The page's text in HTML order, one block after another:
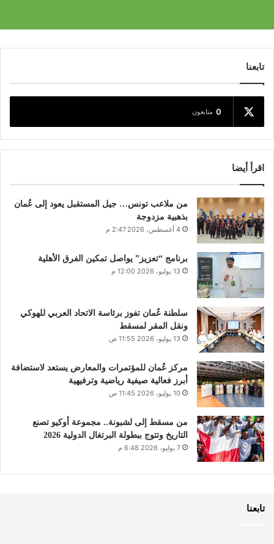
تابعنا
0 متابعون
اقرأ أيضا
من ملاعب تونس… جيل المستقبل يعود إلى عُمان
بذهبية مزدوجة
4 أغسطس، 2026 2:47 م
برنامج “تعزيز” يواصل تمكين الفرق الأهلية
13 يوليو، 2026 12:00 م
سلطنة عُمان تفوز برئاسة الاتحاد العربي للهوكي
ونقل المقر لمسقط
13 يوليو، 2026 11:55 ص
مركز عُمان للمؤتمرات والمعارض يستعد لاستضافة
أبرز فعالية صيفية رياضية وترفيهية
10 يوليو، 2026 11:45 ص
من مسقط إلى لشبونة.. مجموعة أوكيو تصنع
التاريخ وتتوج ببطولة البرتغال الدولية 2026
7 يوليو، 2026 6:48 م
تابعنا